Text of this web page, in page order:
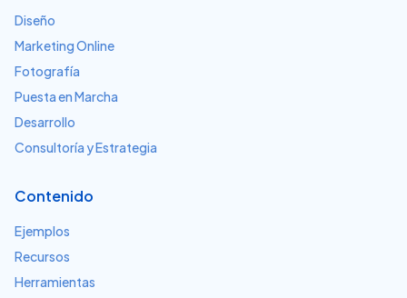
Diseño
Marketing Online
Fotografía
Puesta en Marcha
Desarrollo
Consultoría y Estrategia
Contenido
Ejemplos
Recursos
Herramientas